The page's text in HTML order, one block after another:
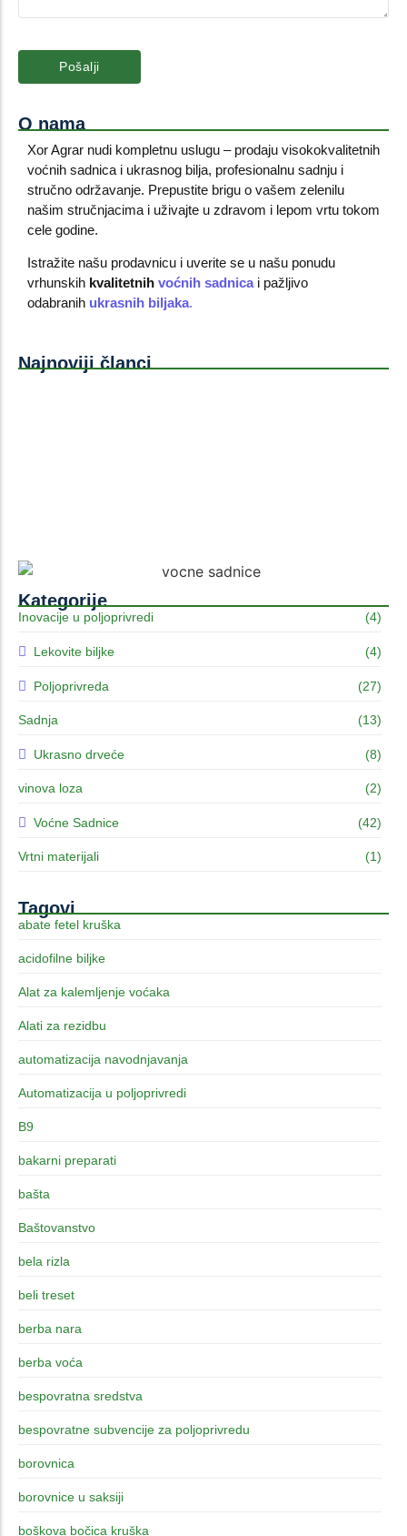
O nama
Xor Agrar nudi kompletnu uslugu – prodaju visokokvalitetnih
voćnih sadnica i ukrasnog bilja, profesionalnu sadnju i
stručno održavanje. Prepustite brigu o vašem zelenilu
našim stručnjacima i uživajte u zdravom i lepom vrtu tokom
cele godine.
Istražite našu prodavnicu i uverite se u našu ponudu
vrhunskih kvalitetnih voćnih sadnicai pažljivo
odabranih ukrasnih biljaka.
Najnoviji članci
Kategorije
Inovacije u poljoprivredi (4)
Lekovite biljke (4)
Poljoprivreda (27)
Sadnja (13)
Ukrasno drveće (8)
vinova loza (2)
Voćne Sadnice (42)
Vrtni materijali (1)
Tagovi
abate fetel kruška
acidofilne biljke
Alat za kalemljenje voćaka
Alati za rezidbu
automatizacija navodnjavanja
Automatizacija u poljoprivredi
B9
bakarni preparati
bašta
Baštovanstvo
bela rizla
beli treset
berba nara
berba voća
bespovratna sredstva
bespovratne subvencije za poljoprivredu
borovnica
borovnice u saksiji
boškova bočica kruška